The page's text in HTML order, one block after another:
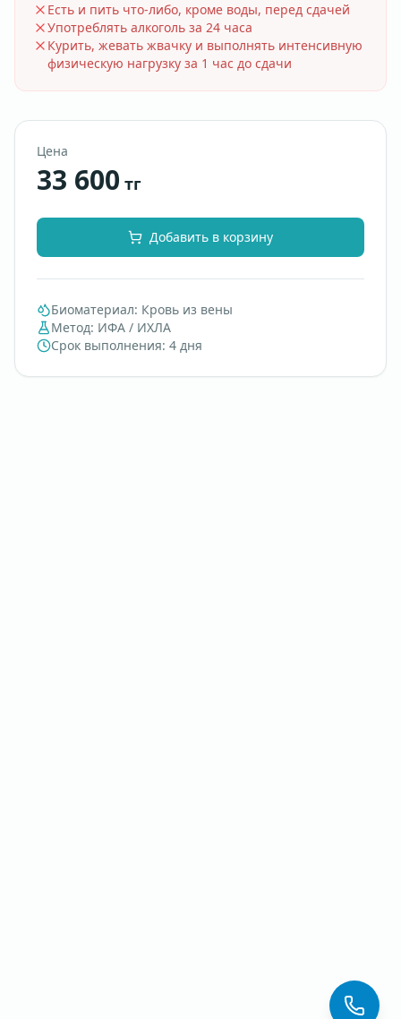
Есть и пить что-либо, кроме воды, перед сдачей
Употреблять алкоголь за 24 часа
Курить, жевать жвачку и выполнять интенсивную
физическую нагрузку за 1 час до сдачи
Цена
33 600 тг
Добавить в корзину
Биоматериал: Кровь из вены
Метод: ИФА / ИХЛА
Срок выполнения: 4 дня